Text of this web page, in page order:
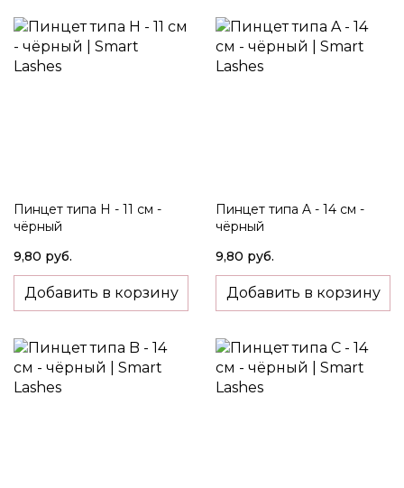
Пинцет типа H - 11 см -
чёрный
9,80 руб.
Добавить в корзину
Пинцет типа A - 14 см -
чёрный
9,80 руб.
Добавить в корзину